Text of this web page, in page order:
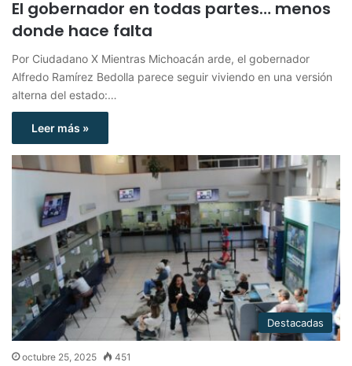
El gobernador en todas partes… menos
donde hace falta
Por Ciudadano X Mientras Michoacán arde, el gobernador
Alfredo Ramírez Bedolla parece seguir viviendo en una versión
alterna del estado:…
Leer más »
Destacadas
octubre 25, 2025 451